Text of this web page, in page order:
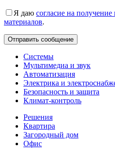
Я даю согласие на
материалов.
Системы
Мультимедиа и звук
Автоматизация
Электрика и
Безопасность и защита
Климат-контроль
Решения
Квартира
Загородный дом
Офис